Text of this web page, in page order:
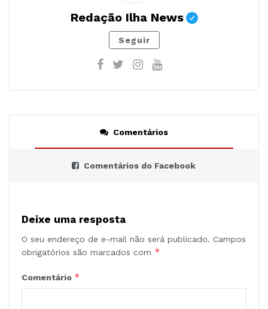
Redação Ilha News
Seguir
Comentários
Comentários do Facebook
Deixe uma resposta
O seu endereço de e-mail não será publicado. Campos
obrigatórios são marcados com *
Comentário *